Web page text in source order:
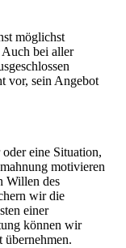
möglichst
bei aller
vor, sein Angebot
eine Situation,
motivieren
Willen des
wir die
einer
können wir